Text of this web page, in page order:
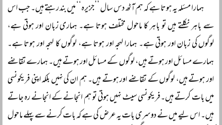
ہمارا مسئلہ یہ ہوتا ہے کہ ہم آٹھ دس سال ’’جزیرہ‘‘ میں بند رہتے ہیں۔ جب اس
سے باہر نکلتے ہیں تو باہر کا ماحول مختلف ہوتا ہے۔ ہماری زبان اور ہوتی ہے،
لوگوں کی زبان اور ہوتی ہے۔ ہمارا لہجہ اور ہوتا ہے، لوگوں کا لہجہ اور ہوتا ہے۔
ہمارے مسائل اور ہوتے ہیں، لوگوں کے مسائل اور ہوتے ہیں۔ ہمارے تقاضے
اور ہوتے ہیں، لوگوں کے تقاضے اور ہوتے ہیں۔ ہم ان کی نہیں بلکہ اپنی فریکونسی
میں بات کرتے ہیں۔فریکونسی سیٹ نہیں ہوتی تو ہم انجانے کے انجانے رہ جاتے
ہیں۔ اس لیے میں نے دوسری بات یہ عرض کی ہے کہ بات کرنے سے پہلے ماحول